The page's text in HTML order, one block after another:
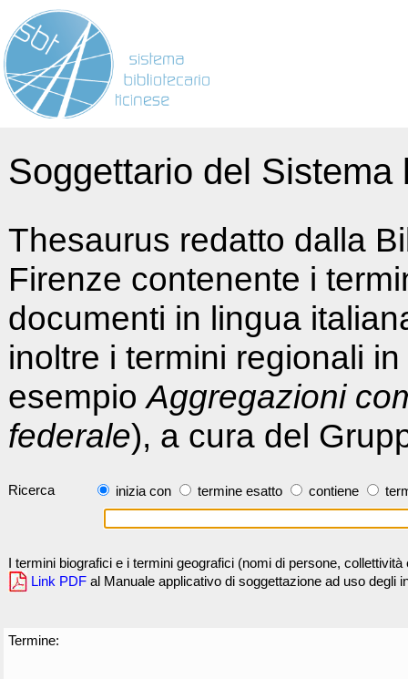
Soggettario del
Thesaurus redatto dalla
Firenze contenente i
documenti in lingua
inoltre i termini regionali
esempioAggregazioni
federale), a cura del
Ricerca inizia con termine esatto contiene
I termini biografici e i termini geografici (nomi di persone,
Link PDF al Manuale applicativo di soggettazione ad uso degli
Termine: